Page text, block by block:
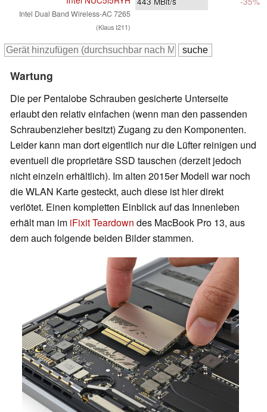
Intel Dual Band Wireless-AC 7265
(Klaus I211)
Wartung
Die per Pentalobe Schrauben gesicherte Unterseite
erlaubt den relativ einfachen (wenn man den passenden
Schraubenzieher besitzt) Zugang zu den Komponenten.
Leider kann man dort eigentlich nur die Lüfter reinigen und
eventuell die proprietäre SSD tauschen (derzeit jedoch
nicht einzeln erhältlich). Im alten 2015er Modell war noch
die WLAN Karte gesteckt, auch diese ist hier direkt
verlötet. Einen kompletten Einblick auf das Innenleben
erhält man im iFixit Teardown des MacBook Pro 13, aus
dem auch folgende beiden Bilder stammen.